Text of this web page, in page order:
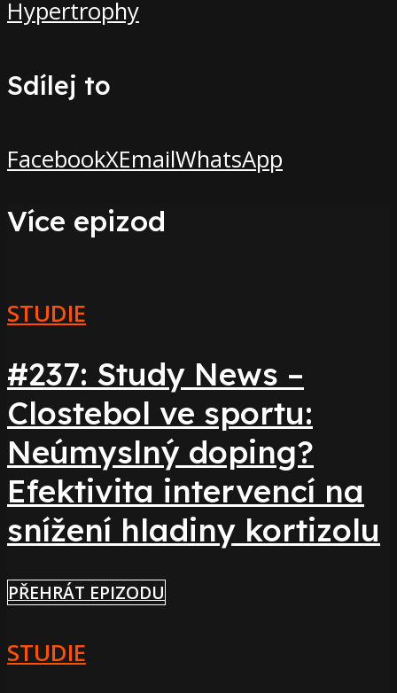
Hypertrophy
Sdílej to
FacebookXEmailWhatsApp
Více epizod
STUDIE
#237: Study News –
Clostebol ve sportu:
Neúmyslný doping?
Efektivita intervencí na
snížení hladiny kortizolu
PŘEHRÁT EPIZODU
STUDIE